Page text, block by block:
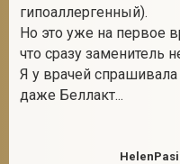
гипоаллергенный).
Но это уже на первое
что сразу заменитель
Я у врачей
даже Беллакт...